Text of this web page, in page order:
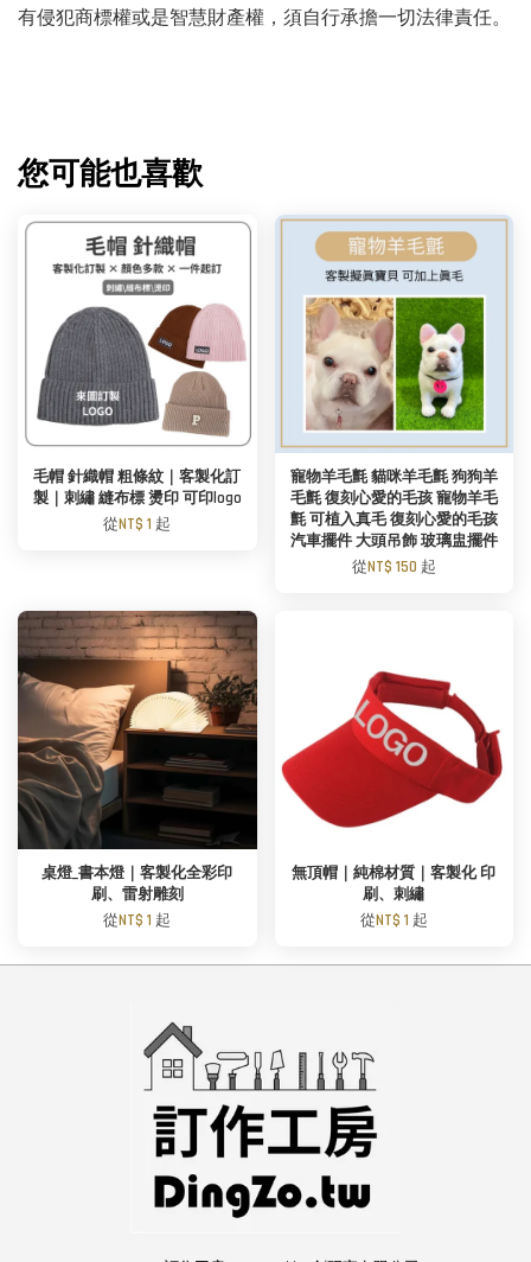
有侵犯商標權或是智慧財產權，須自行承擔一切法律責任。
您可能也喜歡
毛帽 針織帽 粗條紋｜客製化訂
製｜刺繡 縫布標 燙印 可印logo
從NT$ 1 起
寵物羊毛氈 貓咪羊毛氈 狗狗羊
毛氈 復刻心愛的毛孩 寵物羊毛
氈 可植入真毛 復刻心愛的毛孩
汽車擺件 大頭吊飾 玻璃盅擺件
從NT$ 150 起
桌燈_書本燈｜客製化全彩印
刷、雷射雕刻
從NT$ 1 起
無頂帽｜純棉材質｜客製化 印
刷、刺繡
從NT$ 1 起